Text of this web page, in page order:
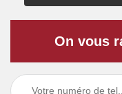
On vous